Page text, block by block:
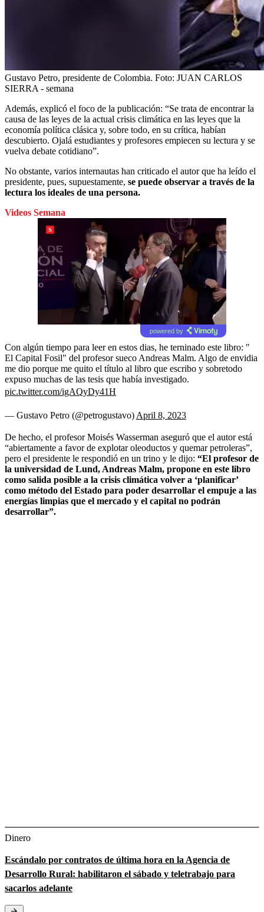
Gustavo Petro, presidente de Colombia. Foto: JUAN CARLOS
SIERRA - semana
Además, explicó el foco de la publicación: “Se trata de encontrar la
causa de las leyes de la actual crisis climática en las leyes que la
economía política clásica y, sobre todo, en su crítica, habían
descubierto. Ojalá estudiantes y profesores empiecen su lectura y se
vuelva debate cotidiano”.
No obstante, varios internautas han criticado el autor que ha leído el
presidente, pues, supuestamente, se puede observar a través de la
lectura los ideales de una persona.
Videos Semana
powered by
Con algún tiempo para leer en estos dias, he terninado este libro: "
El Capital Fosil" del profesor sueco Andreas Malm. Algo de envidia
me dio porque me quito el título al libro que escribo y sobretodo
expuso muchas de las tesis que había investigado.
pic.twitter.com/igAQyDy41H
— Gustavo Petro (@petrogustavo) April 8, 2023
De hecho, el profesor Moisés Wasserman aseguró que el autor está
“abiertamente a favor de explotar oleoductos y quemar petroleras”,
pero el presidente le respondió en un trino y le dijo: “El profesor de
la universidad de Lund, Andreas Malm, propone en este libro
como salida posible a la crisis climática volver a ‘planificar’
como método del Estado para poder desarrollar el empuje a las
energías limpias que el mercado y el capital no podrán
desarrollar”.
Dinero
Escándalo por contratos de última hora en la Agencia de
Desarrollo Rural: habilitaron el sábado y teletrabajo para
sacarlos adelante